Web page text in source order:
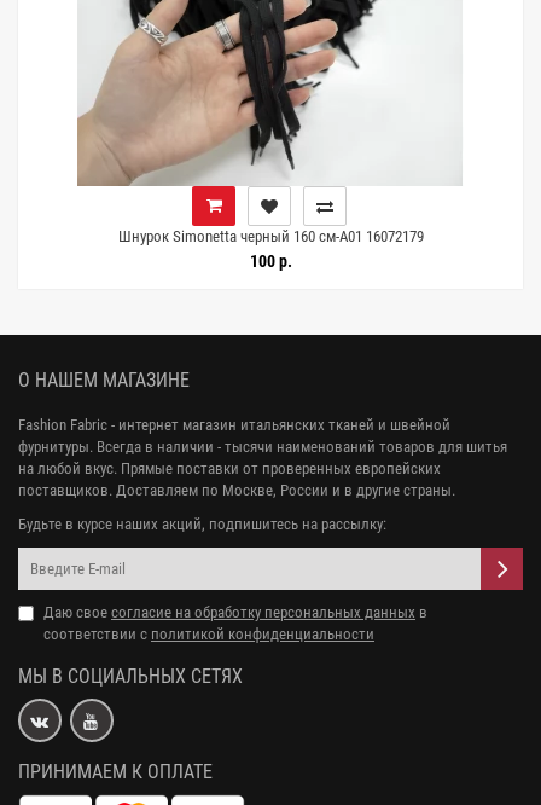
Шнурок Simonetta черный 160 см-A01 16072179
100 р.
О НАШЕМ МАГАЗИНЕ
Fashion Fabric - интернет магазин итальянских тканей и швейной
фурнитуры. Всегда в наличии - тысячи наименований товаров для шитья
на любой вкус. Прямые поставки от проверенных европейских
поставщиков. Доставляем по Москве, России и в другие страны.
Будьте в курсе наших акций, подпишитесь на рассылку:
Даю свое согласие на обработку персональных данных в
соответствии с политикой конфиденциальности
МЫ В СОЦИАЛЬНЫХ СЕТЯХ
ПРИНИМАЕМ К ОПЛАТЕ